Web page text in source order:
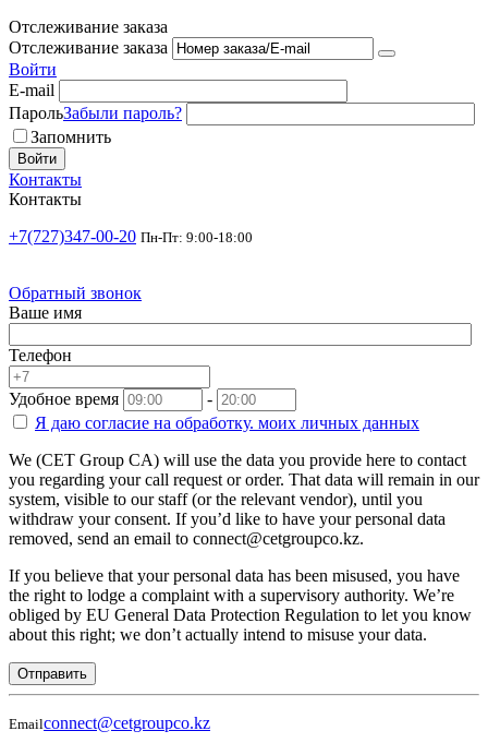
Отслеживание заказа
Отслеживание заказа
Войти
E-mail
ПарольЗабыли пароль?
Запомнить
Войти
Контакты
Контакты
+7(727)347-00-20 Пн-Пт: 9:00-18:00
Обратный звонок
Ваше имя
Телефон
Удобное время
-
Я даю согласие на обработку. моих личных данных
We (CET Group CA) will use the data you provide here to contact
you regarding your call request or order. That data will remain in our
system, visible to our staff (or the relevant vendor), until you
withdraw your consent. If you’d like to have your personal data
removed, send an email to connect@cetgroupco.kz.
If you believe that your personal data has been misused, you have
the right to lodge a complaint with a supervisory authority. We’re
obliged by EU General Data Protection Regulation to let you know
about this right; we don’t actually intend to misuse your data.
Отправить
Emailconnect@cetgroupco.kz